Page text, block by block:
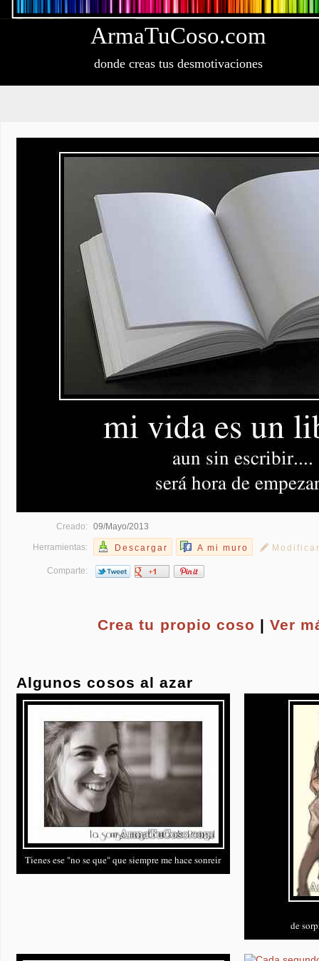
ArmaTuCoso.com
donde creas tus desmotivaciones
Creado: 09/Mayo/2013
Herramientas: Descargar A mi muro
Comparte:
Crea tu propio coso |Ver
Algunos cosos al azar